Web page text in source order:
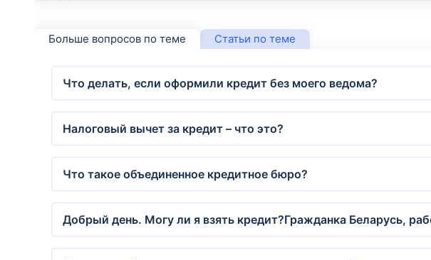
Больше вопросов по теме Статьи по теме
Что делать, если оформили кредит без моего ведома?
Налоговый вычет за кредит – что это?
Что такое объединенное кредитное бюро?
Добрый день. Могу ли я взять кредит?Гражданка Беларусь,